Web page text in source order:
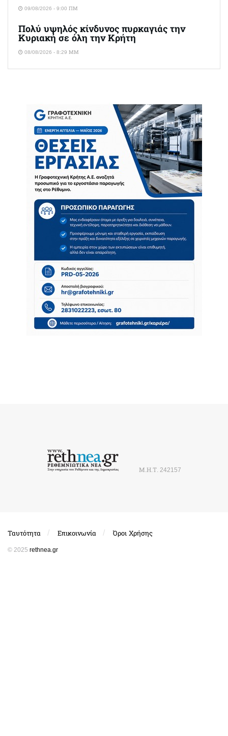
09/08/2026 - 9:00 ΠΜ
Πολύ υψηλός κίνδυνος πυρκαγιάς την
Κυριακή σε όλη την Κρήτη
08/08/2026 - 8:29 ΜΜ
Μ.Η.Τ. 242157
Ταυτότητα Επικοινωνία Όροι Χρήσης
© 2025 rethnea.gr